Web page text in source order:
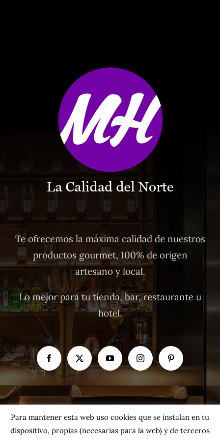
Te ofrecemos la máxima calidad de nuestros
productos gourmet, 100% de origen
artesano y local.
Lo mejor para tu tienda, bar, restaurante u
hotel.
Para mantener esta web uso cookies que se instalan en tu
dispositivo, propias (necesarias para la web) y de terceros